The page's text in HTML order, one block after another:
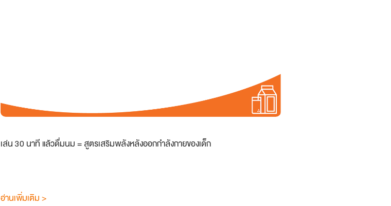
เล่น 30 นาที แล้วดื่มนม = สูตรเสริมพลังหลังออกกำลังกายของเด็ก
อ่านเพิ่มเติม >